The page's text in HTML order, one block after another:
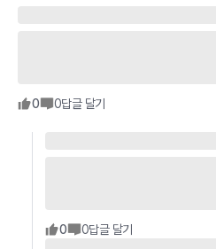
0 0답글 달기
0 0답글 달기